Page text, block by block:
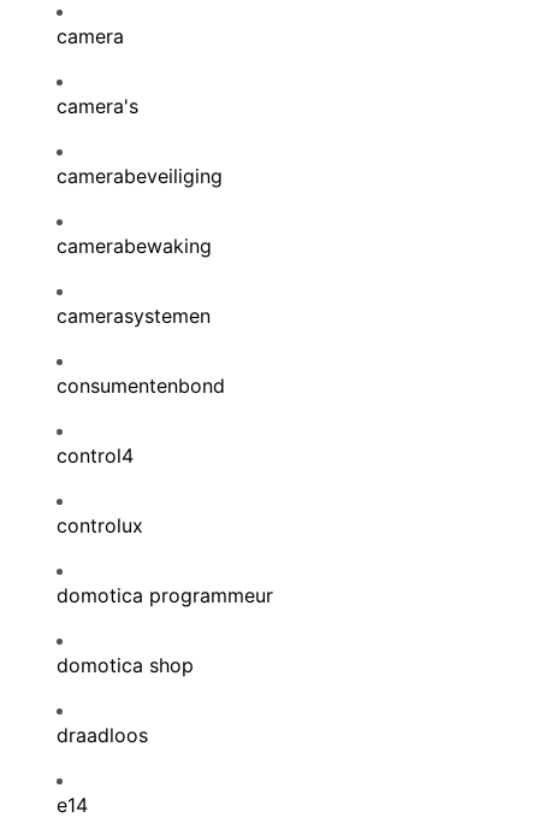
camera
camera's
camerabeveiliging
camerabewaking
camerasystemen
consumentenbond
control4
controlux
domotica programmeur
domotica shop
draadloos
e14